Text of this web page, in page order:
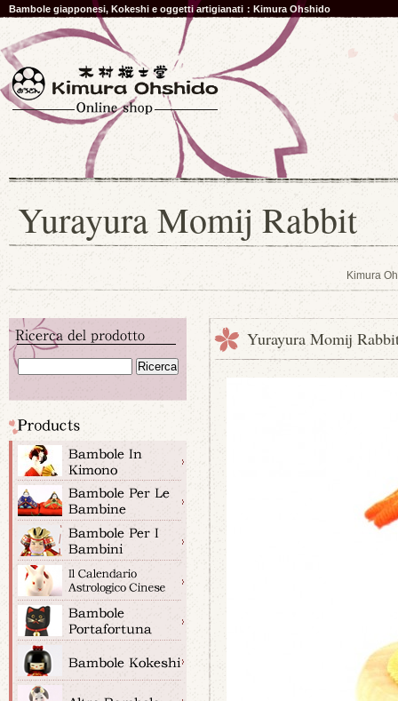
Bambole giapponesi, Kokeshi e oggetti artigianati：Kimura Ohshido
Yurayura Momij Rabbit
Kimura
Yurayura Momij